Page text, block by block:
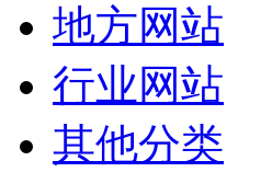
地方网站
行业网站
其他分类